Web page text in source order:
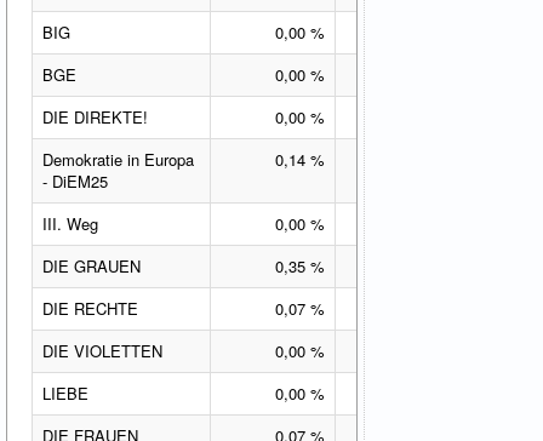
BIG
0,00 %
0,00 %-Pkt.
BGE
0,00 %
0,00 %-Pkt.
DIE DIREKTE!
0,00 %
0,00 %-Pkt.
Demokratie in Europa
- DiEM25
0,14 % 0,14 %-Pkt.
III. Weg 0,00 %
0,00 %-Pkt.
DIE GRAUEN
0,35 %
0,35 %-Pkt.
DIE RECHTE
0,07 %
0,07 %-Pkt.
DIE VIOLETTEN
0,00 %
0,00 %-Pkt.
LIEBE
0,00 %
0,00 %-Pkt.
DIE FRAUEN
0,07 % 0,07 %-Pkt.